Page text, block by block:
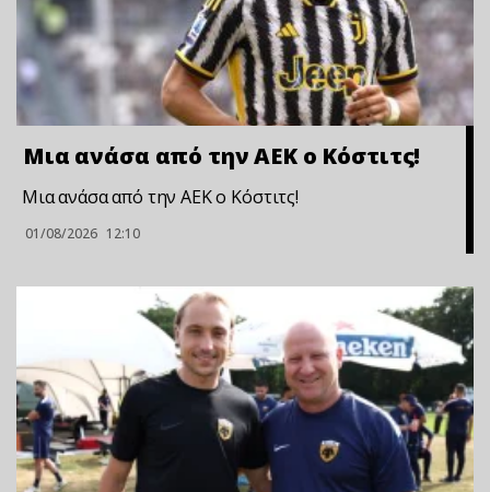
Μια ανάσα από την ΑΕΚ ο Κόστιτς!
Μια ανάσα από την ΑΕΚ ο Κόστιτς!
01/08/2026 12:10